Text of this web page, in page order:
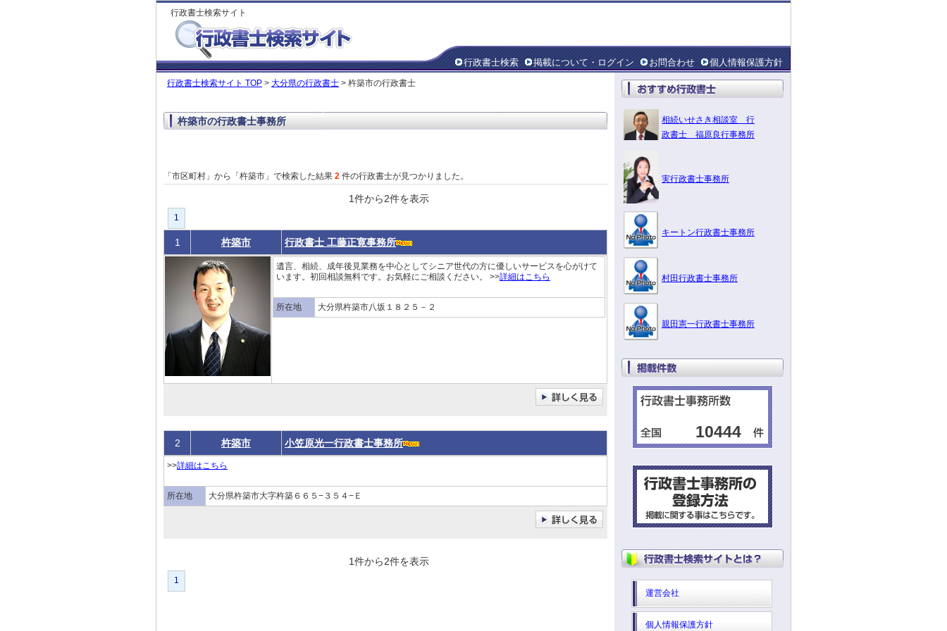
行政書士検索サイト
行政書士検索 掲載について・ログイン お問合わせ 個人情報保護方針
行政書士検索サイト TOP > 大分県の行政書士 > 杵築市の行政書士
杵築市の行政書士事務所
「市区町村」から「杵築市」で検索した結果 2 件の行政書士が見つかりました。
1件から2件を表示
1
1 杵築市 行政書士 工藤正寛事務所
遺言、相続、成年後見業務を中心としてシニア世代の方に優しいサービスを心がけて
います。初回相談無料です。お気軽にご相談ください。 >>詳細はこちら
所在地 大分県杵築市八坂１８２５－２
2 杵築市 小笠原光一行政書士事務所
>>詳細はこちら
所在地 大分県杵築市大字杵築６６５−３５４−Ｅ
1件から2件を表示
1
相続いせさき相談室 行
政書士 福原良行事務所
実行政書士事務所
キートン行政書士事務所
村田行政書士事務所
親田憲一行政書士事務所
10444
運営会社
個人情報保護方針